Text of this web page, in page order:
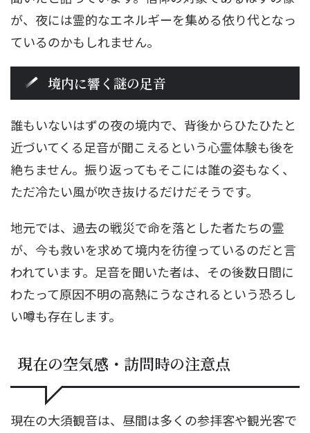
が、夜には霊的なエネルギーを集める依り代となっ
ているのかもしれません。
境内に響く謎の足音
誰もいないはずの夜の境内で、背後からひたひたと
近づいてくる足音が聞こえるという心霊体験も後を
絶ちません。振り返ってもそこには誰の姿もなく、
ただ冷たい風が吹き抜けるだけだそうです。
地元では、過去の戦災で命を落とした者たちの霊
が、今も救いを求めて境内を彷徨っているのだと言
われています。足音を聞いた者は、その後数日間に
わたって原因不明の高熱にうなされるという恐ろし
い噂も存在します。
現在の空気感・訪問時の注意点
現在の大須観音は、昼間は多くの参拝客や観光客で